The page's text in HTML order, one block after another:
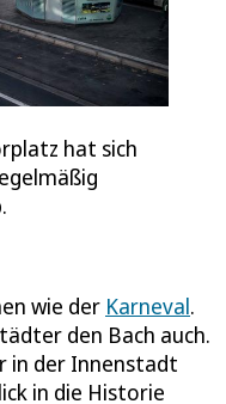
hat sich
wie der Karneval.
den Bach auch.
in der Innenstadt
in die Historie